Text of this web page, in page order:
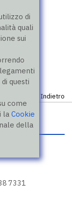
di
quali
sui
questi
come
laCookie
della
Indietro
7331